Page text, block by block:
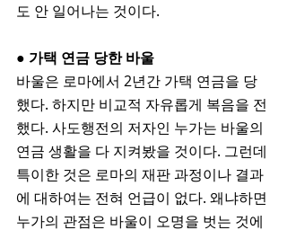
도 안 일어나는 것이다.
● 가택 연금 당한 바울
바울은 로마에서 2년간 가택 연금을 당
했다. 하지만 비교적 자유롭게 복음을 전
했다. 사도행전의 저자인 누가는 바울의
연금 생활을 다 지켜봤을 것이다. 그런데
특이한 것은 로마의 재판 과정이나 결과
에 대하여는 전혀 언급이 없다. 왜냐하면
누가의 관점은 바울이 오명을 벗는 것에